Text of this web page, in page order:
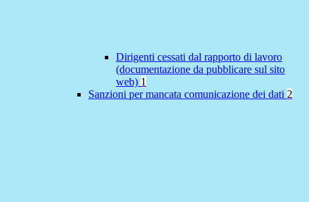
Dirigenti cessati dal rapporto di lavoro
(documentazione da pubblicare sul sito
web) 1
Sanzioni per mancata comunicazione dei dati 2